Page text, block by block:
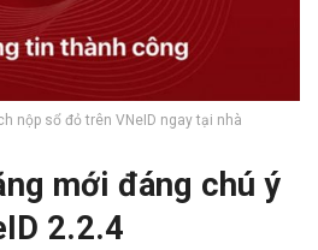
nộp sổ đỏ trên VNeID ngay tại nhà
mới đáng chú ý
2.2.4